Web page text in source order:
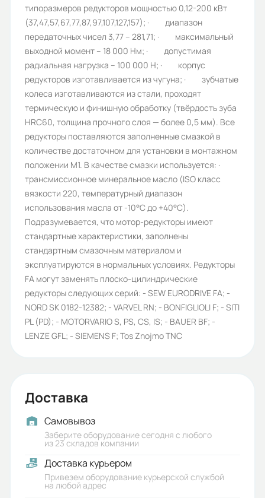
Количество ступеней:
2
Присоединительный размер к
электродвигателю (РАМ):
225B5
Гарантия, лет:
1
Срок службы, лет:
5
Вес (кг):
255
Габариты (ШхВхГ, м):
0.45x0.484x0.717
типоразмеров редукторов мощностью 0,12-200 кВт
(37,47,57,67,77,87,97,107,127,157); · диапазон
передаточных чисел 3,77 – 281,71; · максимальный
выходной момент – 18 000 Нм; · допустимая
радиальная нагрузка – 100 000 Н; · корпус
редукторов изготавливается из чугуна; · зубчатые
колеса изготавливаются из стали, проходят
термическую и финишную обработку (твёрдость зуба
HRC60, толщина прочного слоя — более 0,5 мм). Все
редукторы поставляются заполненные смазкой в
количестве достаточном для установки в монтажном
положении M1. В качестве смазки используется: ·
трансмиссионное минеральное масло (ISO класс
вязкости 220, температурный диапазон
использования масла от -10°C до +40°C).
Подразумевается, что мотор-редукторы имеют
стандартные характеристики, заполнены
стандартным смазочным материалом и
эксплуатируются в нормальных условиях. Редукторы
FA могут заменять плоско-цилиндрические
редукторы следующих серий: - SEW EURODRIVE FA; -
NORD SK 0182-12382; - VARVEL RN; - BONFIGLIOLI F; - SITI
PL (PD); - MOTORVARIO S, PS, CS, IS; - BAUER BF; -
LENZE GFL; - SIEMENS F; Tos Znojmo TNC
Доставка
Самовывоз
Заберите оборудование сегодня с любого
из 23 складов компании
Доставка курьером
Привезем оборудование курьерской службой
на любой адрес